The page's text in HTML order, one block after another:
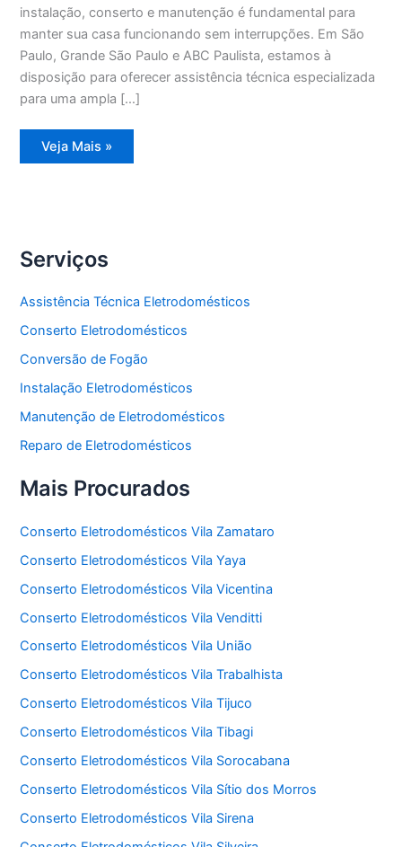
instalação, conserto e manutenção é fundamental para
manter sua casa funcionando sem interrupções. Em São
Paulo, Grande São Paulo e ABC Paulista, estamos à
disposição para oferecer assistência técnica especializada
para uma ampla […]
Assistência
Técnica
Veja Mais »
Serviços
Assistência Técnica Eletrodomésticos
Conserto Eletrodomésticos
Conversão de Fogão
Instalação Eletrodomésticos
Manutenção de Eletrodomésticos
Reparo de Eletrodomésticos
Mais Procurados
Conserto Eletrodomésticos Vila Zamataro
Conserto Eletrodomésticos Vila Yaya
Conserto Eletrodomésticos Vila Vicentina
Conserto Eletrodomésticos Vila Venditti
Conserto Eletrodomésticos Vila União
Conserto Eletrodomésticos Vila Trabalhista
Conserto Eletrodomésticos Vila Tijuco
Conserto Eletrodomésticos Vila Tibagi
Conserto Eletrodomésticos Vila Sorocabana
Conserto Eletrodomésticos Vila Sítio dos Morros
Conserto Eletrodomésticos Vila Sirena